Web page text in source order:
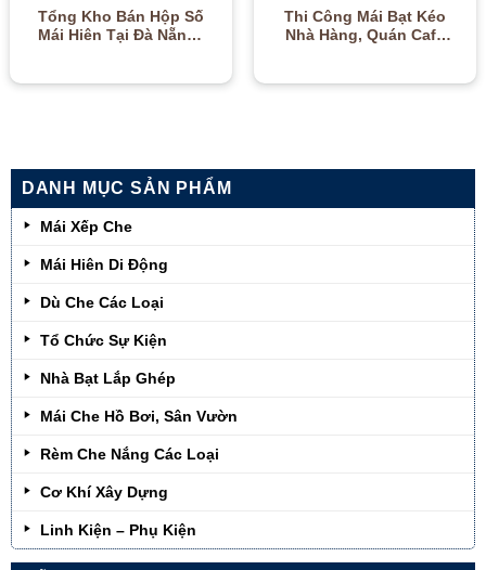
DANH MỤC SẢN PHẨM
Mái Xếp Che
Mái Hiên Di Động
Dù Che Các Loại
Tổ Chức Sự Kiện
Nhà Bạt Lắp Ghép
Mái Che Hồ Bơi, Sân Vườn
Rèm Che Nắng Các Loại
Cơ Khí Xây Dựng
Linh Kiện – Phụ Kiện
Tổng Kho Bán Hộp Số
Mái Hiên Tại Đà Nẵng |
Thi Công Mái Bạt Kéo
Nhà Hàng, Quán Cafe